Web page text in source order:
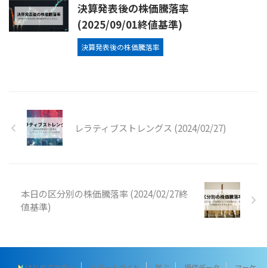
決算発表後の株価騰落率
(2025/09/01終値基準)
決算発表後の株価騰落率
レラティブストレングス (2024/02/27)
本日の区分別の株価騰落率 (2024/02/27終
値基準)